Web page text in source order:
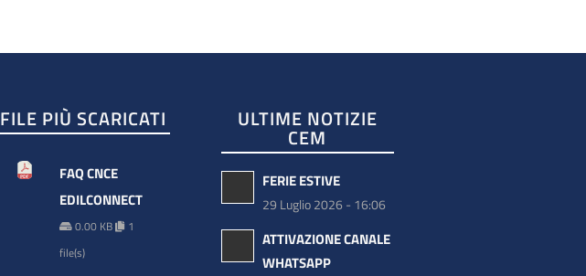
FILE PIÙ SCARICATI
FAQ CNCE
EDILCONNECT
0.00 KB
1
file(s)
ULTIME NOTIZIE
CEM
FERIE ESTIVE
29 Luglio 2026 - 16:06
ATTIVAZIONE CANALE
WHATSAPP